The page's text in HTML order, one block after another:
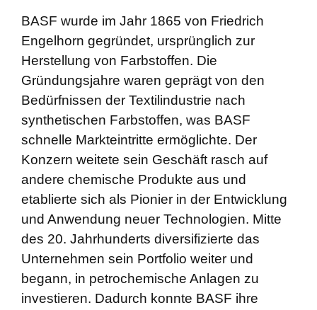
BASF wurde im Jahr 1865 von Friedrich
Engelhorn gegründet, ursprünglich zur
Herstellung von Farbstoffen. Die
Gründungsjahre waren geprägt von den
Bedürfnissen der Textilindustrie nach
synthetischen Farbstoffen, was BASF
schnelle Markteintritte ermöglichte. Der
Konzern weitete sein Geschäft rasch auf
andere chemische Produkte aus und
etablierte sich als Pionier in der Entwicklung
und Anwendung neuer Technologien. Mitte
des 20. Jahrhunderts diversifizierte das
Unternehmen sein Portfolio weiter und
begann, in petrochemische Anlagen zu
investieren. Dadurch konnte BASF ihre